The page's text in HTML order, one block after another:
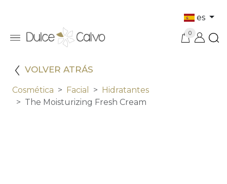
es
0
VOLVER ATRÁS
Cosmética Facial
Hidratantes
The Moisturizing Fresh Cream